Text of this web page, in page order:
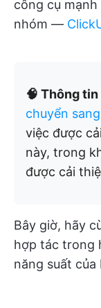
công cụ
nhóm —
🧠 Thông
chuyển
việc được
này, trong
được cải
Bây giờ, hãy
hợp tác trong
năng suất của